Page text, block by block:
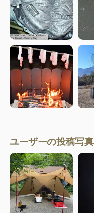
ユーザーの投稿写真